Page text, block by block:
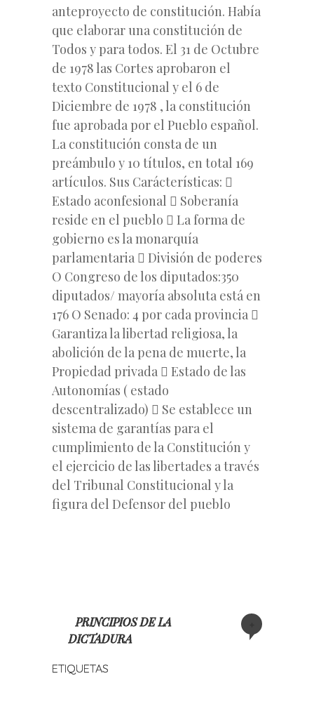
anteproyecto de constitución. Había
que elaborar una constitución de
Todos y para todos. El 31 de Octubre
de 1978 las Cortes aprobaron el
texto Constitucional y el 6 de
Diciembre de 1978 , la constitución
fue aprobada por el Pueblo español.
La constitución consta de un
preámbulo y 10 títulos, en total 169
artículos. Sus Carácterísticas: 
Estado aconfesional  Soberanía
reside en el pueblo  La forma de
gobierno es la monarquía
parlamentaria  División de poderes
O Congreso de los diputados:350
diputados/ mayoría absoluta está en
176 O Senado: 4 por cada provincia 
Garantiza la libertad religiosa, la
abolición de la pena de muerte, la
Propiedad privada  Estado de las
Autonomías ( estado
descentralizado)  Se establece un
sistema de garantías para el
cumplimiento de la Constitución y
el ejercicio de las libertades a través
del Tribunal Constitucional y la
figura del Defensor del pueblo
PRINCIPIOS DE LA
DICTADURA
ETIQUETAS